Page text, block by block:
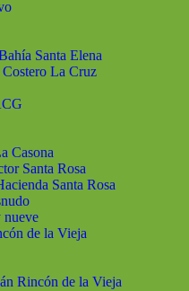
Santa Elena
La Cruz
Casona
Santa Rosa
Santa Rosa
nueve
de la Vieja
Rincón de la Vieja